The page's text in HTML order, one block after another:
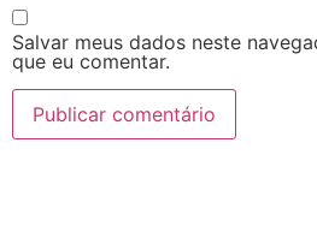
Salvar meus dados neste
que eu comentar.